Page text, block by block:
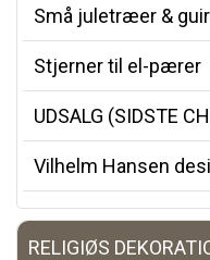
Små juletræer &
Stjerner til el-pærer
UDSALG (SIDSTE
Vilhelm Hansen
RELIGIØS